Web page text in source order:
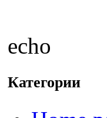
echo
Категории